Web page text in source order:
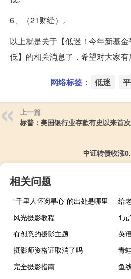
6、（21财经）。
以上就是关于【低迷！今年新基
低】的相关消息了，希望对大家有
网络标签： 低迷
上一篇
标普：美国银行业存款有史以来首
中证转债收涨
相关问题
“千里人怀闵旱心”的出处是哪里
给
风光摄影教程
1
有创意的摄影主题
英
摄影师资格证取消了吗
青
完全摄影指南
鱼